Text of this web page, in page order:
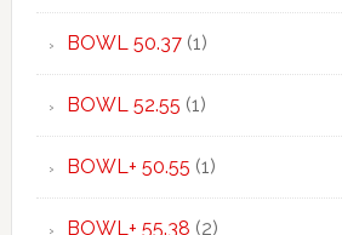
BOWL 50.37(1)
BOWL 52.55 (1)
BOWL+ 50.55 (1)
BOWL+ 55.38 (2)